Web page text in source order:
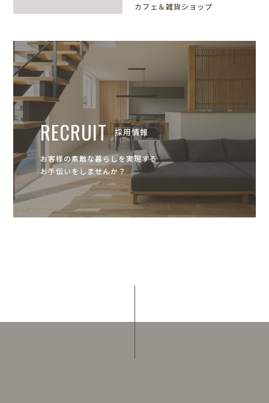
カフェ＆雑貨ショップ
RECRUIT 採用情報
お客様の素敵な暮らしを実現する
お手伝いをしませんか？